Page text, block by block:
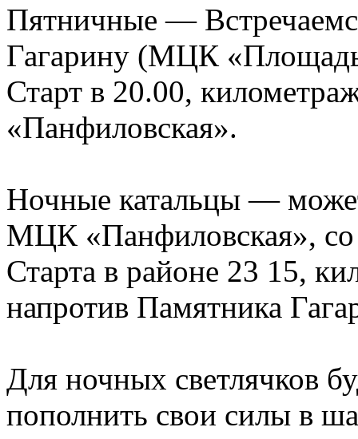
Пятничные —
Гагарину (МЦК
Старт в 20.00,
«Панфиловская».
Ночные катальцы —
МЦК «Панфиловская», со
Старта в районе 23 15,
напротив Памятника
Для ночных светлячков
пополнить свои силы в